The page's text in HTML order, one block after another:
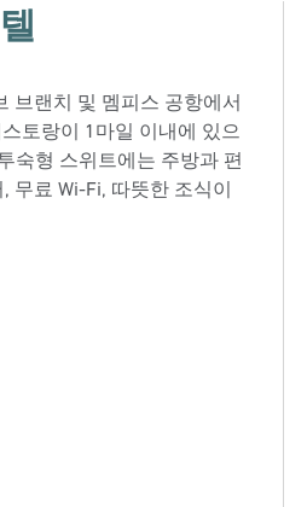
브랜치 및 멤피스 공항에서
토랑이 1마일 이내에 있으
숙형 스위트에는 주방과 편
무료 Wi-Fi, 따뜻한 조식이